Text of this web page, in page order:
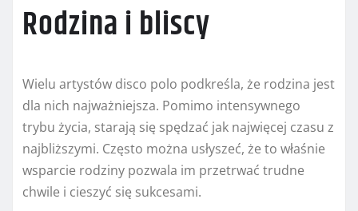
Rodzina i bliscy
Wielu artystów disco polo podkreśla, że rodzina jest
dla nich najważniejsza. Pomimo intensywnego
trybu życia, starają się spędzać jak najwięcej czasu z
najbliższymi. Często można usłyszeć, że to właśnie
wsparcie rodziny pozwala im przetrwać trudne
chwile i cieszyć się sukcesami.